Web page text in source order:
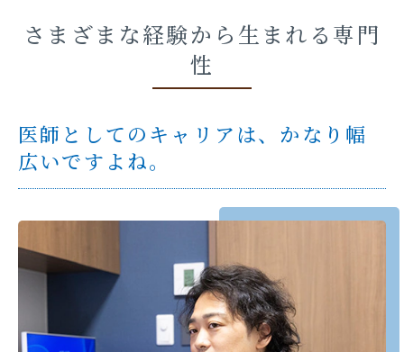
さまざまな経験から生まれる専門
性
医師としてのキャリアは、かなり幅
広いですよね。